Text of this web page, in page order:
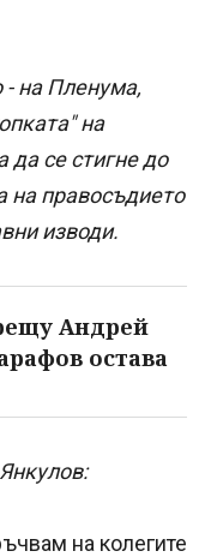
- на Пленума,
на
да се стигне до
на правосъдието
изводи.
Андрей
остава
на колегите